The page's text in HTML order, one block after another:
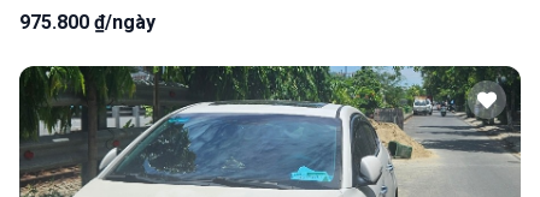
975.800 ₫/ngày